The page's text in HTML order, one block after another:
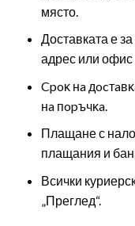
място.
Доставката е
адрес или офис
Cpoĸ нa
нa пopъчĸa.
Плащане с
плащания и
Всички
„Преглед“.